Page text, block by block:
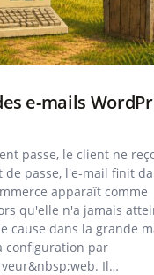
e-mails
passe, le client ne
passe, l'e-mail finit
apparaît comme
qu'elle n'a jamais
cause dans la grande
configuration par
Il…